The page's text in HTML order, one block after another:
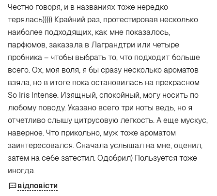
Честно говоря, и в названиях тоже нередко
терялась))))) Крайний раз, протестировав несколько
наиболее подходящих, как мне показалось,
парфюмов, заказала в Лаграндтри или четыре
пробника – чтобы выбрать то, что подходит больше
всего. Ох, моя воля, я бы сразу несколько ароматов
взяла, но в итоге пока остановилась на прекрасном
So Iris Intense. Изящный, спокойный, могу носить по
любому поводу. Указано всего три ноты ведь, но я
отчетливо слышу цитрусовую легкость. А еще мускус,
наверное. Что прикольно, муж тоже ароматом
заинтересовался. Сначала услышал на мне, оценил,
затем на себе затестил. Одобрил) Пользуется тоже
иногда.
відповісти